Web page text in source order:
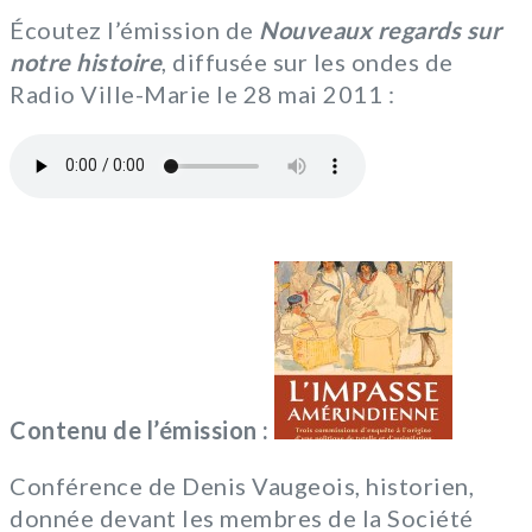
Écoutez l’émission de Nouveaux regards sur
notre histoire, diffusée sur les ondes de
Radio Ville-Marie le 28 mai 2011 :
Contenu de l’émission :
Conférence de Denis Vaugeois, historien,
donnée devant les membres de la Société